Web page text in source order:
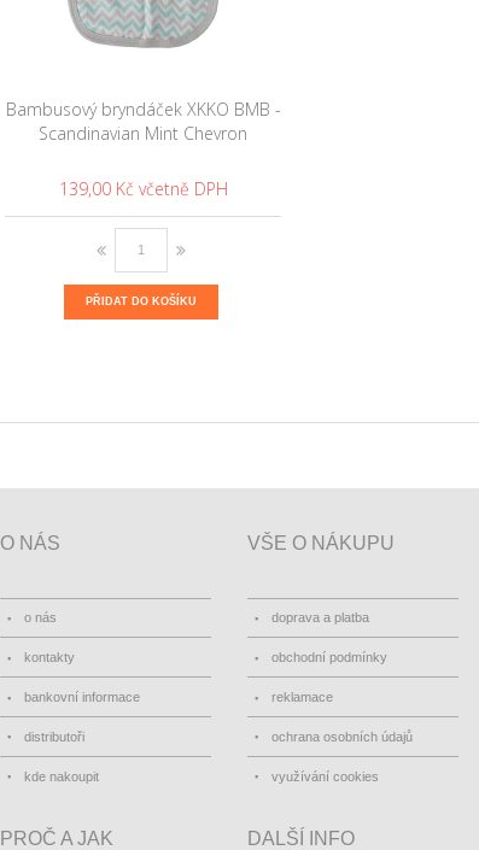
Bambusový bryndáček XKKO BMB -
Scandinavian Mint Chevron
139,00 Kč
PŘIDAT DO KOŠÍKU
O NÁS
o nás
kontakty
bankovní informace
distributoři
kde nakoupit
VŠE O NÁKUPU
doprava a platba
obchodní podmínky
reklamace
ochrana osobních údajů
využívání cookies
PROČ A JAK DALŠÍ INFO